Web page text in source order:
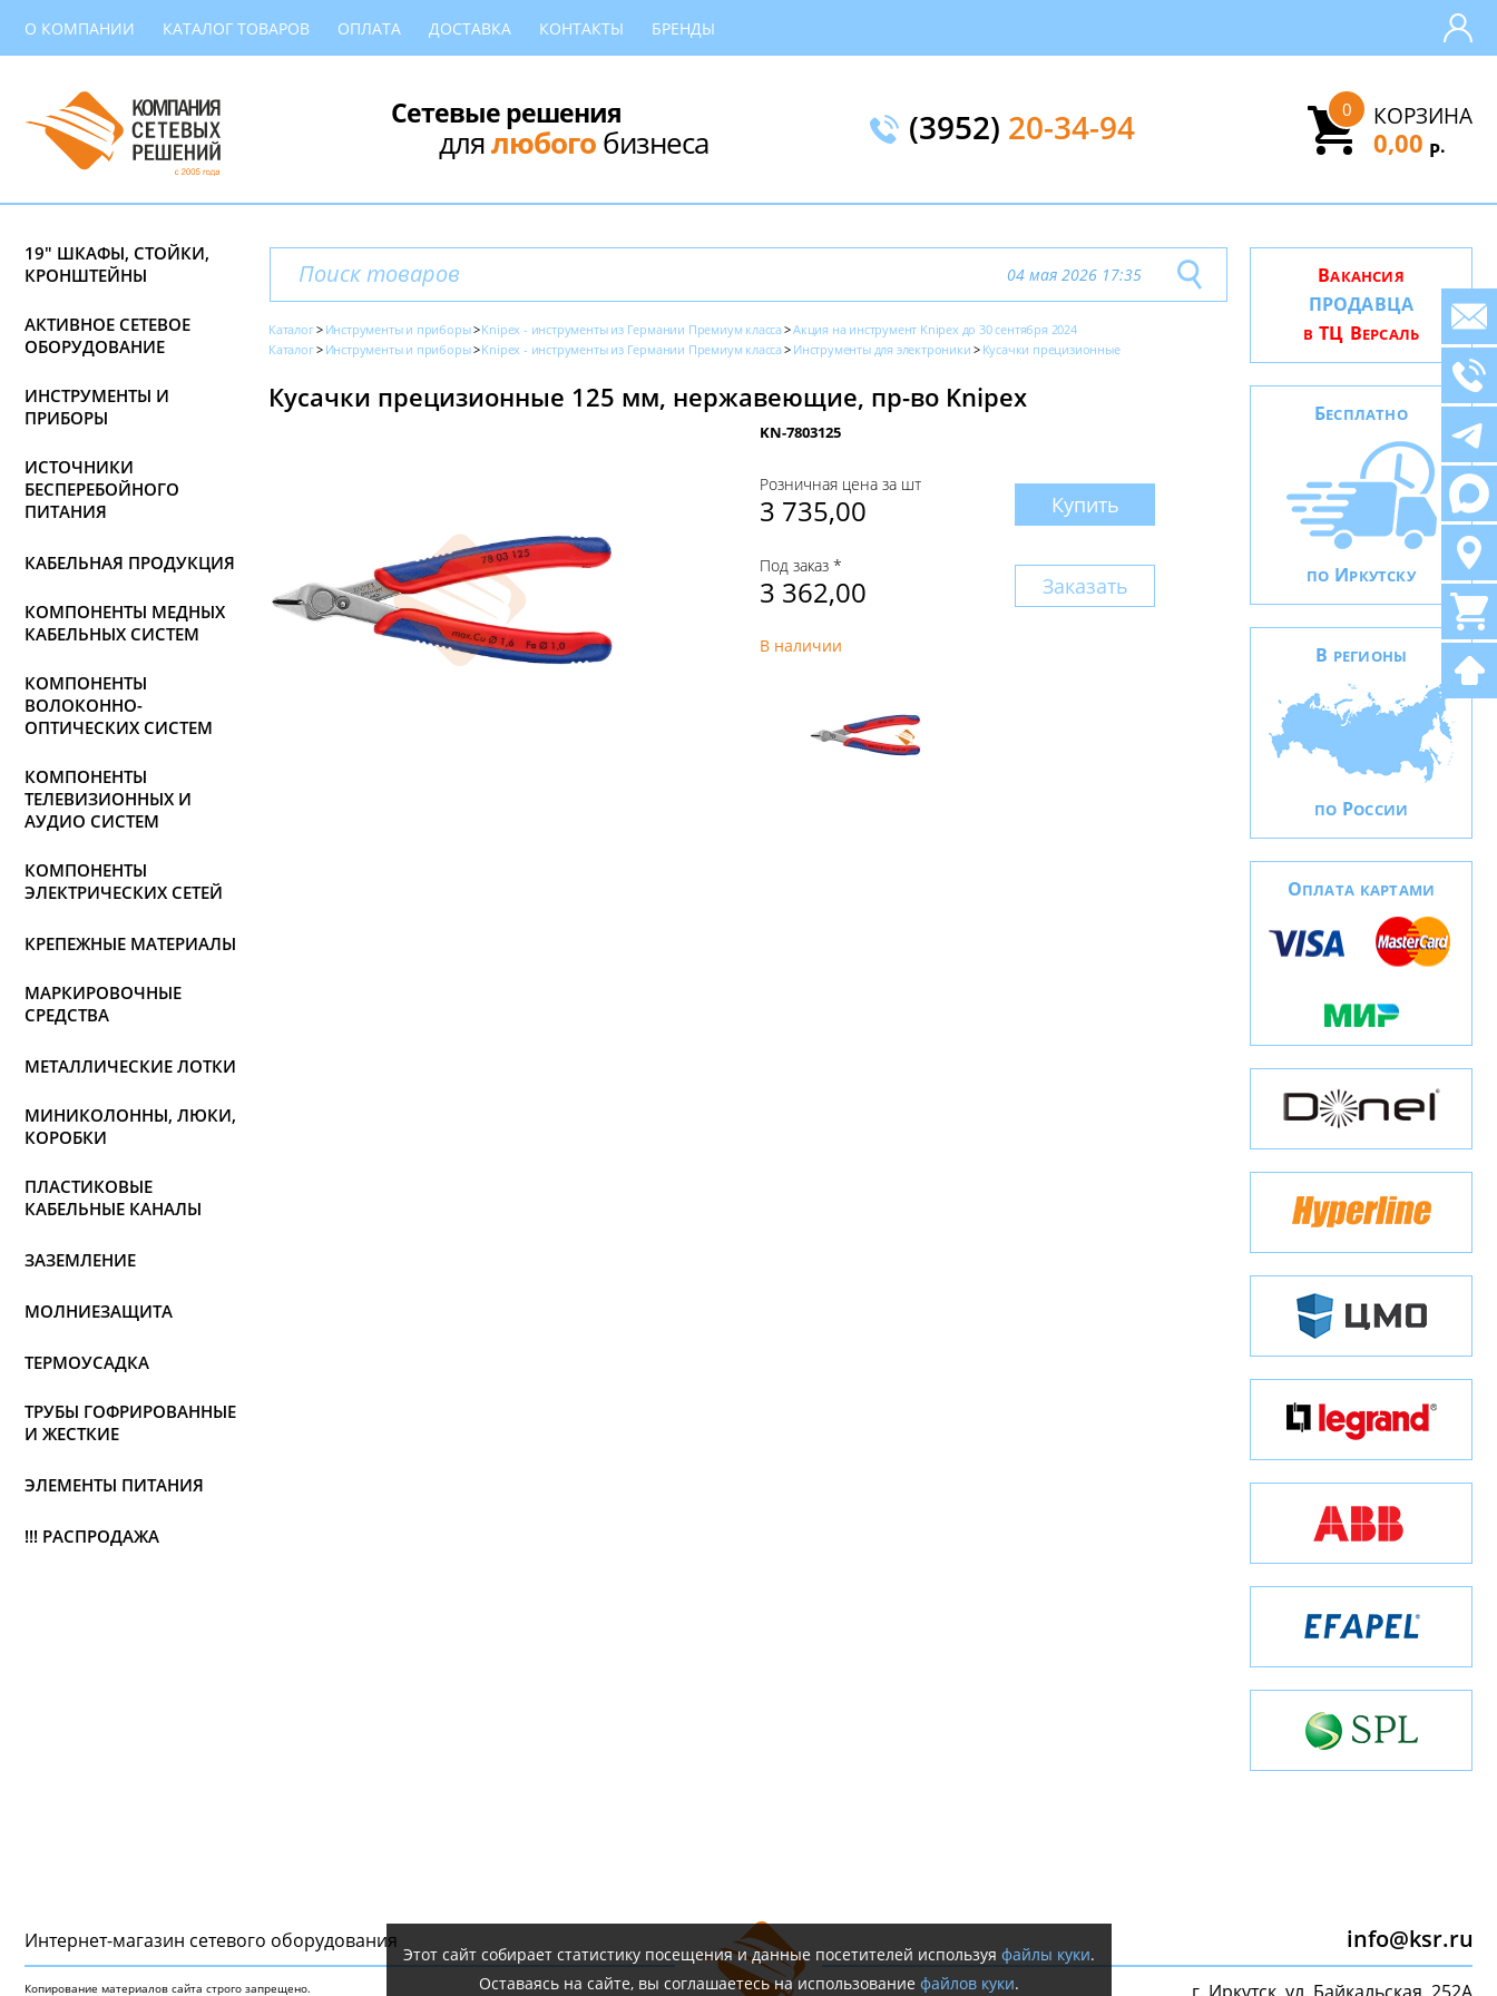
О КОМПАНИИ КАТАЛОГ ТОВАРОВ ОПЛАТА ДОСТАВКА КОНТАКТЫ БРЕНДЫ
Сетевые решения
длялюбогобизнеса (3952) 20-34-94 КОРЗИНА
0
0,00 Р.
19" ШКАФЫ, СТОЙКИ,
КРОНШТЕЙНЫ
АКТИВНОЕ СЕТЕВОЕ
ОБОРУДОВАНИЕ
ИНСТРУМЕНТЫ И
ПРИБОРЫ
ИСТОЧНИКИ
БЕСПЕРЕБОЙНОГО
ПИТАНИЯ
КАБЕЛЬНАЯ ПРОДУКЦИЯ
КОМПОНЕНТЫ МЕДНЫХ
КАБЕЛЬНЫХ СИСТЕМ
КОМПОНЕНТЫ
ВОЛОКОННО-
ОПТИЧЕСКИХ СИСТЕМ
КОМПОНЕНТЫ
ТЕЛЕВИЗИОННЫХ И
АУДИО СИСТЕМ
КОМПОНЕНТЫ
ЭЛЕКТРИЧЕСКИХ СЕТЕЙ
КРЕПЕЖНЫЕ МАТЕРИАЛЫ
МАРКИРОВОЧНЫЕ
СРЕДСТВА
МЕТАЛЛИЧЕСКИЕ ЛОТКИ
МИНИКОЛОННЫ, ЛЮКИ,
КОРОБКИ
ПЛАСТИКОВЫЕ
КАБЕЛЬНЫЕ КАНАЛЫ
ЗАЗЕМЛЕНИЕ
МОЛНИЕЗАЩИТА
ТЕРМОУСАДКА
ТРУБЫ ГОФРИРОВАННЫЕ
И ЖЕСТКИЕ
ЭЛЕМЕНТЫ ПИТАНИЯ
!!! РАСПРОДАЖА
04 мая 2026 17:35
Каталог Инструменты и приборы Knipex - инструменты из Германии Премиум класса
Акция на инструмент Knipex до 30 сентября 2024
Каталог
Инструменты и приборы Knipex - инструменты из Германии Премиум класса Инструменты для электроники Кусачки прецизионные
Кусачки прецизионные 125 мм, нержавеющие, пр-во Knipex
KN-7803125
Розничная цена за шт
3 735,00 Купить
Под заказ *
3 362,00 Заказать
В наличии
ВАКАНСИЯ
ПРОДАВЦА
В ТЦ ВЕРСАЛЬ
БЕСПЛАТНО
ПО ИРКУТСКУ
В РЕГИОНЫ
ПО РОССИИ
ОПЛАТА КАРТАМИ
Интернет-магазин сетeвого оборудования
Копирование материалов сайта строго запрещено.
info@ksr.ru
Этот сайт собирает статистику посещения и данные посетителей используя файлы куки.
Оставаясь на сайте, вы соглашаетесь на использование файлов куки.